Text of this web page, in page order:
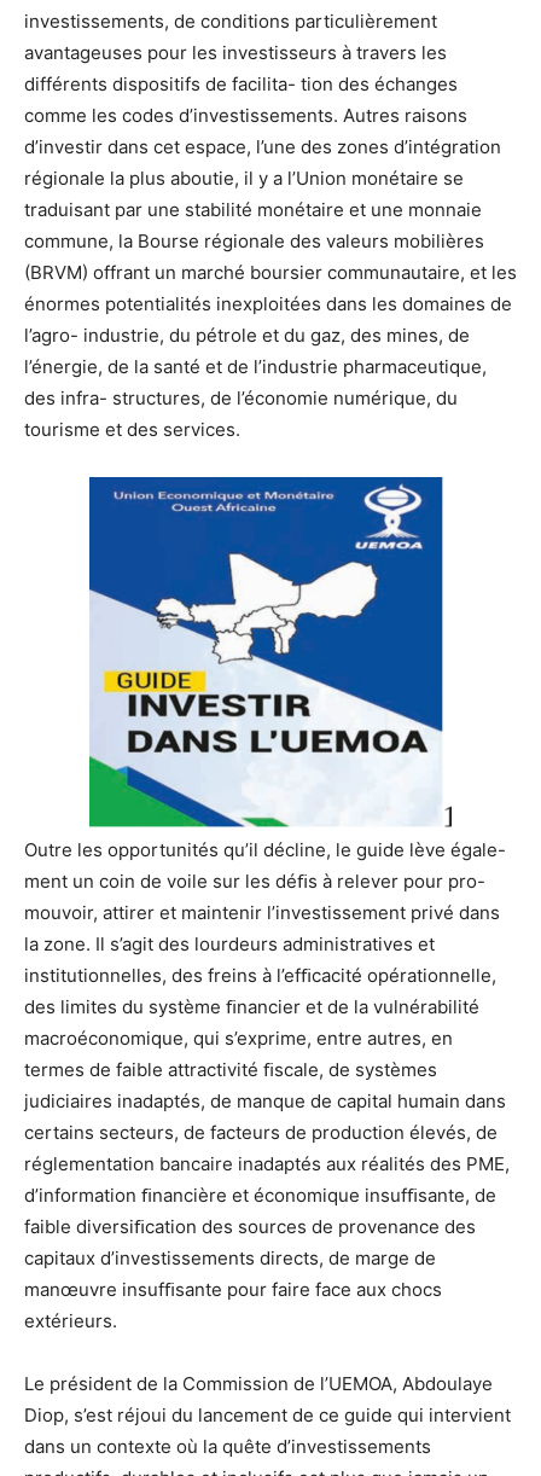
investissements, de conditions particulièrement
avantageuses pour les investisseurs à travers les
différents dispositifs de facilita- tion des échanges
comme les codes d’investissements. Autres raisons
d’investir dans cet espace, l’une des zones d’intégration
régionale la plus aboutie, il y a l’Union monétaire se
traduisant par une stabilité monétaire et une monnaie
commune, la Bourse régionale des valeurs mobilières
(BRVM) offrant un marché boursier communautaire, et les
énormes potentialités inexploitées dans les domaines de
l’agro- industrie, du pétrole et du gaz, des mines, de
l’énergie, de la santé et de l’industrie pharmaceutique,
des infra- structures, de l’économie numérique, du
tourisme et des services.
Outre les opportunités qu’il décline, le guide lève égale-
ment un coin de voile sur les déﬁs à relever pour pro-
mouvoir, attirer et maintenir l’investissement privé dans
la zone. Il s’agit des lourdeurs administratives et
institutionnelles, des freins à l’efﬁcacité opérationnelle,
des limites du système ﬁnancier et de la vulnérabilité
macroéconomique, qui s’exprime, entre autres, en
termes de faible attractivité ﬁscale, de systèmes
judiciaires inadaptés, de manque de capital humain dans
certains secteurs, de facteurs de production élevés, de
réglementation bancaire inadaptés aux réalités des PME,
d’information ﬁnancière et économique insufﬁsante, de
faible diversiﬁcation des sources de provenance des
capitaux d’investissements directs, de marge de
manœuvre insufﬁsante pour faire face aux chocs
extérieurs.
Le président de la Commission de l’UEMOA, Abdoulaye
Diop, s’est réjoui du lancement de ce guide qui intervient
dans un contexte où la quête d’investissements